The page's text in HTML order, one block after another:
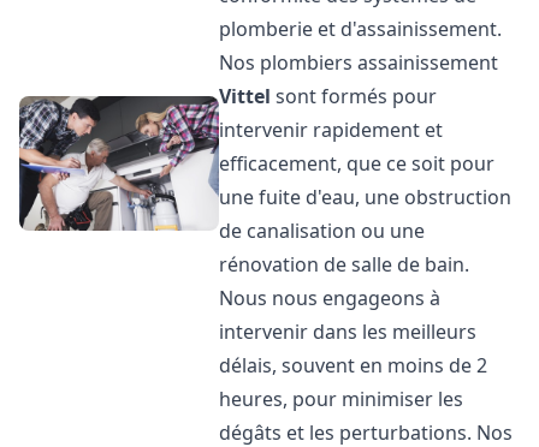
plomberie et d'assainissement.
Nos plombiers assainissement
Vittel sont formés pour
intervenir rapidement et
efficacement, que ce soit pour
une fuite d'eau, une obstruction
de canalisation ou une
rénovation de salle de bain.
Nous nous engageons à
intervenir dans les meilleurs
délais, souvent en moins de 2
heures, pour minimiser les
dégâts et les perturbations. Nos